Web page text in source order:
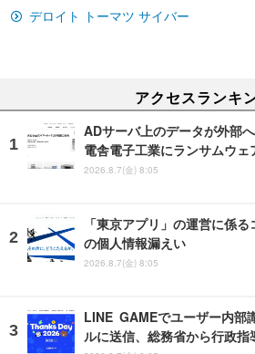
デロイト トーマツ サイバー
アクセスランキ
ADサーバ上のデータが外部
電舎電子工業にランサムウェ
2026.8.7(金) 8:05
「東京アプリ」の運営に係
の個人情報漏えい
2026.8.7(金) 8:05
LINE GAMEでユーザー内部
ルに送信、総務省から行政指